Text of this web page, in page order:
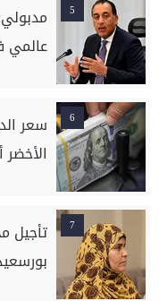
5
عالمي
6
سعر
الأخضر
7
تأجيل